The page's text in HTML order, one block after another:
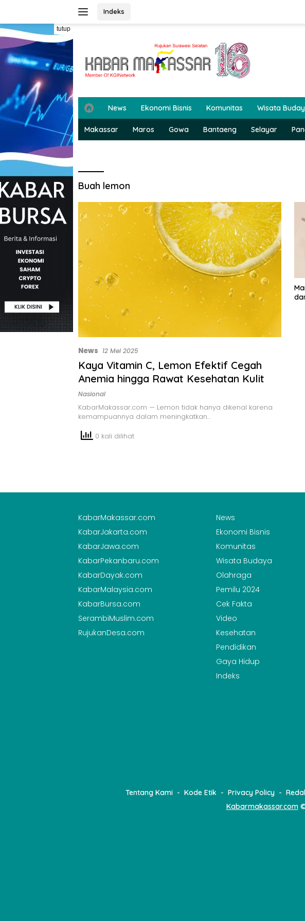
konten
Indeks
tutup
H
o
m
e
News Ekonomi Bisnis Komunitas Wisata
Makassar Maros Gowa Bantaeng Selayar
Buah lemon
News 12 Mei 2025
Kaya Vitamin C, Lemon Efektif Cegah
Anemia hingga Rawat Kesehatan Kulit
Nasional
KabarMakassar.com — Lemon tidak hanya dikenal karena
kemampuannya dalam meningkatkan…
0 kali dilihat
KabarMakassar.com
KabarJakarta.com
KabarJawa.com
KabarPekanbaru.com
KabarDayak.com
KabarMalaysia.com
KabarBursa.com
SerambiMuslim.com
RujukanDesa.com
News
Ekonomi Bisnis
Komunitas
Wisata Budaya
Olahraga
Pemilu 2024
Cek Fakta
Video
Kesehatan
Pendidikan
Gaya Hidup
Indeks
Tentang Kami Kode Etik Privacy Policy
Kabarmakassar.com©